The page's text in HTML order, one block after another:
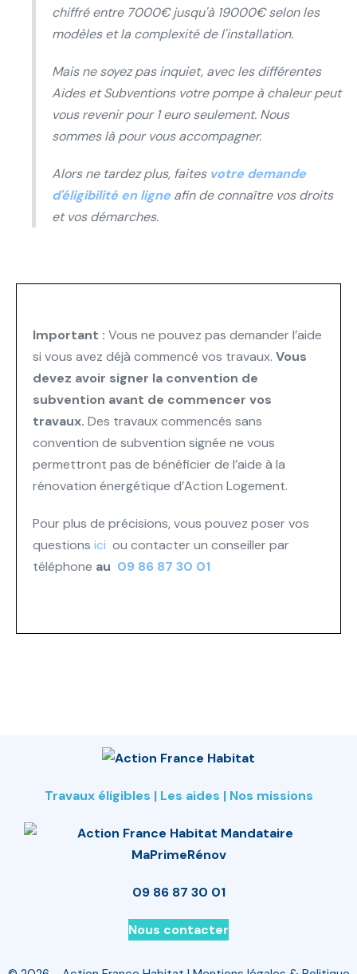
chiffré entre 7000€ jusqu'à 19000€ selon les
modèles et la complexité de l'installation.
Mais ne soyez pas inquiet, avec les différentes
Aides et Subventions votre pompe à chaleur peut
vous revenir pour 1 euro seulement. Nous
sommes là pour vous accompagner.
Alors ne tardez plus, faites votre demande
d'éligibilité en ligne afin de connaître vos droits
et vos démarches.
Important : Vous ne pouvez pas demander l’aide
si vous avez déjà commencé vos travaux. Vous
devez avoir signer la convention de
subvention avant de commencer vos
travaux. Des travaux commencés sans
convention de subvention signée ne vous
permettront pas de bénéficier de l’aide à la
rénovation énergétique d’Action Logement.
Pour plus de précisions, vous pouvez poser vos
questions ici ou contacter un conseiller par
téléphone au 09 86 87 30 01
Travaux éligibles | Les aides | Nos missions
09 86 87 30 01
Nous contacter